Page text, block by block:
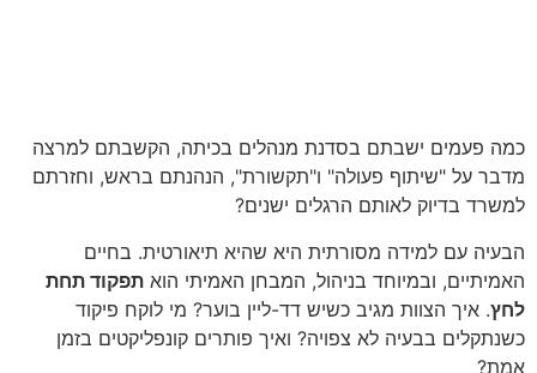
כמה פעמים ישבתם בסדנת מנהלים בכיתה, הקשבתם למרצה
מדבר על "שיתוף פעולה" ו"תקשורת", הנהנתם בראש, וחזרתם
למשרד בדיוק לאותם הרגלים ישנים?
הבעיה עם למידה מסורתית היא שהיא תיאורטית. בחיים
האמיתיים, ובמיוחד בניהול, המבחן האמיתי הוא תפקוד תחת
לחץ. איך הצוות מגיב כשיש דד-ליין בוער? מי לוקח פיקוד
כשנתקלים בבעיה לא צפויה? ואיך פותרים קונפליקטים בזמן
אמת?